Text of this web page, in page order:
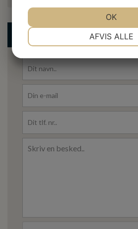
KONTAKT OS AFVIS ALLE
OK